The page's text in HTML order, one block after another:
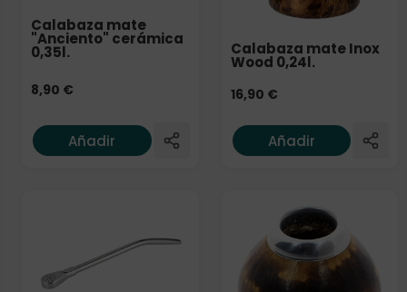
Calabaza mate
"Anciento" cerámica
0,35l.
8,90 €
Añadir
Calabaza mate Inox
Wood 0,24l.
16,90 €
Añadir